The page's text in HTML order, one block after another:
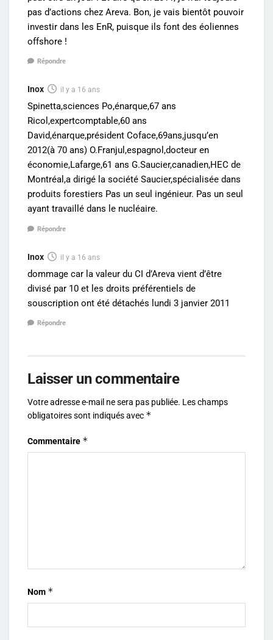
pas d’actions chez Areva. Bon, je vais bientôt pouvoir
investir dans les EnR, puisque ils font des éoliennes
offshore !
Répondre
Inox il y a 16 ans
Spinetta,sciences Po,énarque,67 ans
Ricol,expertcomptable,60 ans
David,énarque,président Coface,69ans,jusqu’en
2012(à 70 ans) O.Franjul,espagnol,docteur en
économie,Lafarge,61 ans G.Saucier,canadien,HEC de
Montréal,a dirigé la société Saucier,spécialisée dans
produits forestiers Pas un seul ingénieur. Pas un seul
ayant travaillé dans le nucléaire.
Répondre
Inox il y a 16 ans
dommage car la valeur du CI d’Areva vient d’être
divisé par 10 et les droits préférentiels de
souscription ont été détachés lundi 3 janvier 2011
Répondre
Laisser un commentaire
Votre adresse e-mail ne sera pas publiée. Les champs
obligatoires sont indiqués avec *
Commentaire *
Nom *